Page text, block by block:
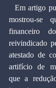
mostrou-se
financeiro
reivindicado
atestado de
artifício de
que a